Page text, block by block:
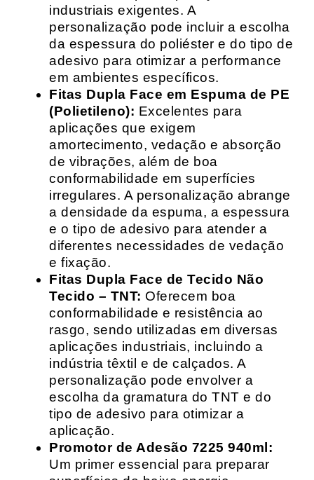
industriais exigentes. A
personalização pode incluir a escolha
da espessura do poliéster e do tipo de
adesivo para otimizar a performance
em ambientes específicos.
Fitas Dupla Face em Espuma de PE
(Polietileno): Excelentes para
aplicações que exigem
amortecimento, vedação e absorção
de vibrações, além de boa
conformabilidade em superfícies
irregulares. A personalização abrange
a densidade da espuma, a espessura
e o tipo de adesivo para atender a
diferentes necessidades de vedação
e fixação.
Fitas Dupla Face de Tecido Não
Tecido – TNT: Oferecem boa
conformabilidade e resistência ao
rasgo, sendo utilizadas em diversas
aplicações industriais, incluindo a
indústria têxtil e de calçados. A
personalização pode envolver a
escolha da gramatura do TNT e do
tipo de adesivo para otimizar a
aplicação.
Promotor de Adesão 7225 940ml:
Um primer essencial para preparar